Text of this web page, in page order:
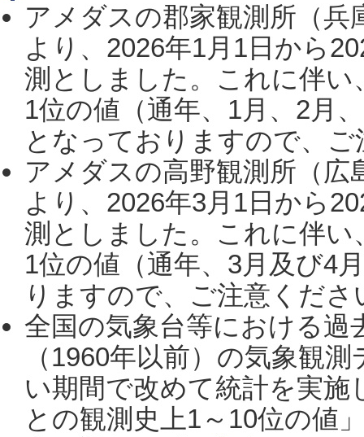
アメダスの郡家観測所（
より、2026年1月1日から
測としました。これに伴い
1位の値（通年、1月、2月
となっておりますので、
アメダスの高野観測所（
より、2026年3月1日から
測としました。これに伴い
1位の値（通年、3月及び4
りますので、ご注意くだ
全国の気象台等における過
（1960年以前）の気象観
い期間で改めて統計を実
との観測史上1～10位の値